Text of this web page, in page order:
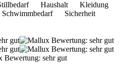
Haushalt Kleidung
Sicherheit